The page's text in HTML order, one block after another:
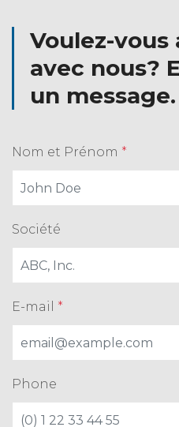
Voulez-vous
avec nous?
un message.
Nom et Prénom *
Société
E-mail *
Phone